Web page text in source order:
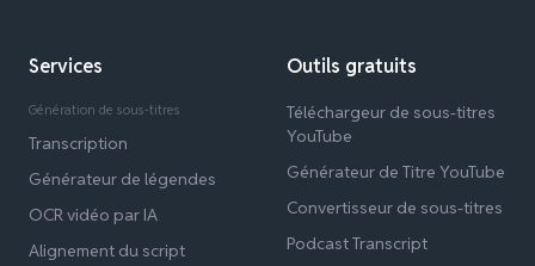
Services
Génération de sous-titres
Transcription
Générateur de légendes
OCR vidéo par IA
Alignement du script
Outils gratuits
Téléchargeur de sous-titres
YouTube
Générateur de Titre YouTube
Convertisseur de sous-titres
Podcast Transcript